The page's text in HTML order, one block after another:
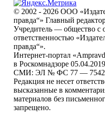
© 2002 - 2026 ООО
правда“» Главный
Учредитель — общество с
ответственностью
правда“».
Интернет-портал
в Роскомнадзоре
СМИ: ЭЛ № ФС 77 —
Редакция не несет
высказанные в
материалов без
запрещено.